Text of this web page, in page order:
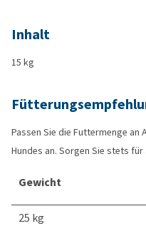
Inhalt
15 kg
Passen Sie die Futtermenge
Hundes an. Sorgen Sie stets
Gewicht
25 kg